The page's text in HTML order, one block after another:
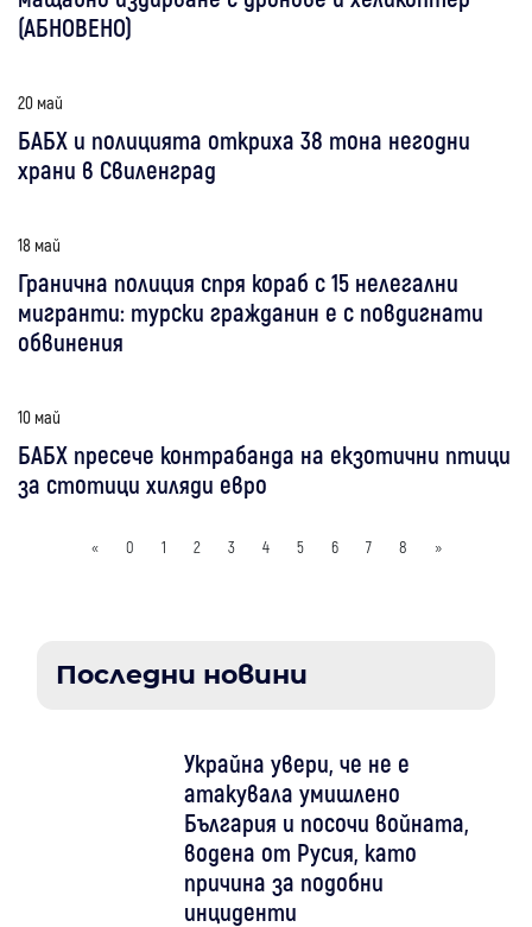
(АБНОВЕНО)
20 май
БАБХ и полицията откриха 38 тона негодни
храни в Свиленград
18 май
Гранична полиция спря кораб с 15 нелегални
мигранти: турски гражданин е с повдигнати
обвинения
10 май
БАБХ пресече контрабанда на екзотични птици
за стотици хиляди евро
« 0 1 2 3 4 5 6 7 8 »
Последни новини
Украйна увери, че не е
атакувала умишлено
България и посочи войната,
водена от Русия, като
причина за подобни
инциденти